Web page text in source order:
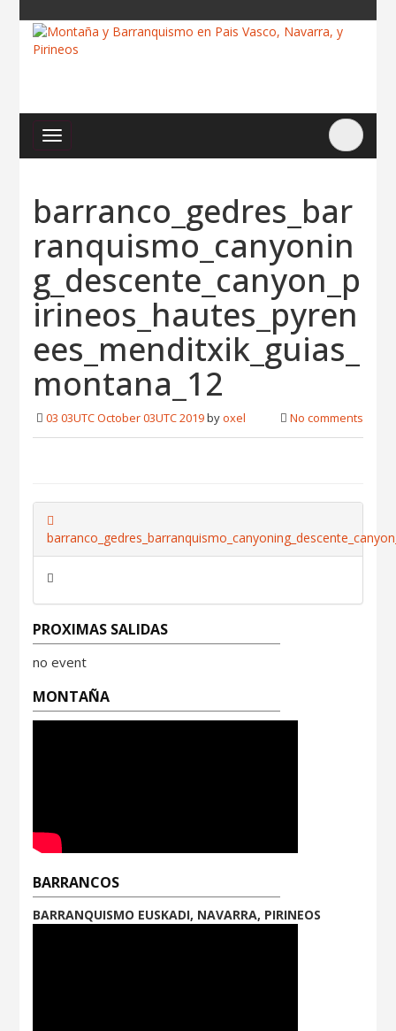
barranco_gedres_bar
ranquismo_canyonin
g_descente_canyon_p
irineos_hautes_pyren
ees_menditxik_guias_
montana_12
03 03UTC October 03UTC 2019byoxel No comments
PROXIMAS SALIDAS
no event
MONTAÑA
BARRANCOS
BARRANQUISMO EUSKADI, NAVARRA, PIRINEOS